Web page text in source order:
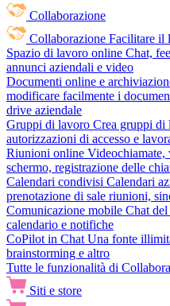
Collaborazione
Collaborazione Facilitare il
Spazio di lavoro online Chat,
annunci aziendali e video
Documenti online e
modificare facilmente i
drive aziendale
Gruppi di lavoro Crea gruppi di
autorizzazioni di accesso e
Riunioni online Videochiamate,
schermo, registrazione delle
Calendari condivisi Calendari
prenotazione di sale riunioni,
Comunicazione mobile Chat
calendario e notifiche
CoPilot in Chat Una fonte
brainstorming e altro
Tutte le funzionalità di
Siti e store